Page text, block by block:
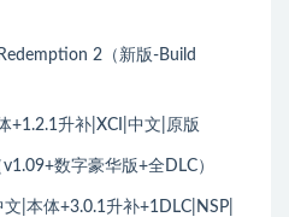
2（新版-Build
+1.2.1升补|XCI|中文|原版
数字豪华版+全DLC）
|本体+3.0.1升补+1DLC|NSP|